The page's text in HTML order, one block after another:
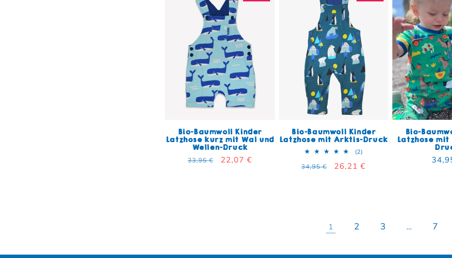
Bio-Baumwoll Kinder
Latzhose kurz mit Wal und
Wellen-Druck
Normaler Preis
33,95 € Verkaufspreis
22,07 €
Bio-Baumwoll Kinder
Latzhose mit Arktis-Druck
(2) 2 Bewertungen insgesamt
Normaler Preis
34,95 € Verkaufspreis
26,21 €
Bio-
Latzhose
1 2 3 … 7